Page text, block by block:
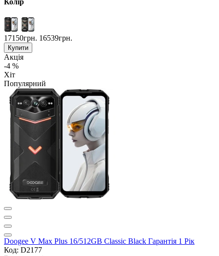
Колір
17150грн. 16539грн.
Купити
Акція
-4 %
Хіт
Популярний
Doogee V Max Plus 16/512GB Classic Black Гарантія 1 Рік
Код: D2177